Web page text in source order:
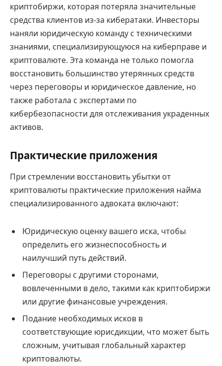
криптобиржи, которая потеряла значительные
средства клиентов из-за кибератаки. Инвесторы
наняли юридическую команду с техническими
знаниями, специализирующуюся на киберправе и
криптовалюте. Эта команда не только помогла
восстановить большинство утерянных средств
через переговоры и юридическое давление, но
также работала с экспертами по
кибербезопасности для отслеживания украденных
активов.
Практические приложения
При стремлении восстановить убытки от
криптовалюты практические приложения найма
специализированного адвоката включают:
Юридическую оценку вашего иска, чтобы
определить его жизнеспособность и
наилучший путь действий.
Переговоры с другими сторонами,
вовлеченными в дело, такими как криптобиржи
или другие финансовые учреждения.
Подание необходимых исков в
соответствующие юрисдикции, что может быть
сложным, учитывая глобальный характер
криптовалюты.